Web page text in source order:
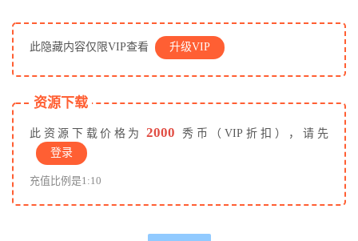
此隐藏内容仅限VIP查看 升级VIP
资源下载
此资源下载价格为 2000
秀币（VIP折扣），请先
登录
充值比例是1:10